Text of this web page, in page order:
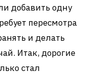
добавить одну
пересмотра
и делать
Итак, дорогие
стал